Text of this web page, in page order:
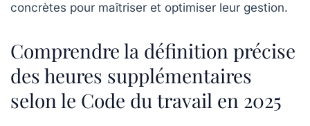
concrètes pour maîtriser et optimiser leur gestion.
Comprendre la définition précise
des heures supplémentaires
selon le Code du travail en 2025